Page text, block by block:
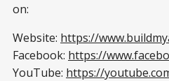
on:
Website: https://
Facebook: https://
YouTube: https://